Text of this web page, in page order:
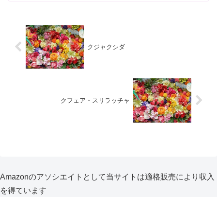
クジャクシダ
クフェア・スリラッチャ
Amazonのアソシエイトとして当サイトは適格販売により収入
を得ています